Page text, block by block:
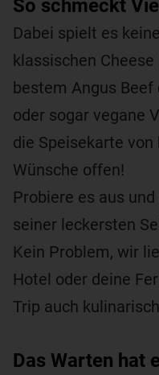
So schmeckt
Dabei spielt es
klassischen
bestem Angus
oder sogar vegane
die Speisekarte
Wünsche offen!
Probiere es aus
seiner leckersten
Kein Problem, wir
Hotel oder deine
Trip auch
Das Warten hat